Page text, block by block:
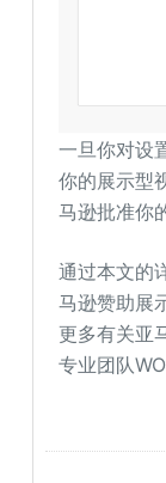
一旦你对设
你的展示型
马逊批准你
通过本文的
马逊赞助展
更多有关亚
专业团队